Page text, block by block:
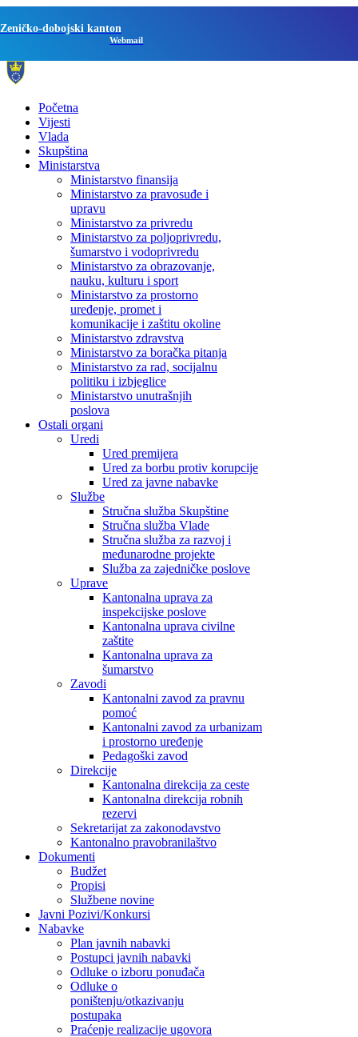
Zeničko-dobojski kanton
Webmail
Početna
Vijesti
Vlada
Skupština
Ministarstva
Ministarstvo finansija
Ministarstvo za pravosuđe i
upravu
Ministarstvo za privredu
Ministarstvo za poljoprivredu,
šumarstvo i vodoprivredu
Ministarstvo za obrazovanje,
nauku, kulturu i sport
Ministarstvo za prostorno
uređenje, promet i
komunikacije i zaštitu okoline
Ministarstvo zdravstva
Ministarstvo za boračka pitanja
Ministarstvo za rad, socijalnu
politiku i izbjeglice
Ministarstvo unutrašnjih
poslova
Ostali organi
Uredi
Ured premijera
Ured za borbu protiv korupcije
Ured za javne nabavke
Službe
Stručna služba Skupštine
Stručna služba Vlade
Stručna služba za razvoj i
međunarodne projekte
Služba za zajedničke poslove
Uprave
Kantonalna uprava za
inspekcijske poslove
Kantonalna uprava civilne
zaštite
Kantonalna uprava za
šumarstvo
Zavodi
Kantonalni zavod za pravnu
pomoć
Kantonalni zavod za urbanizam
i prostorno uređenje
Pedagoški zavod
Direkcije
Kantonalna direkcija za ceste
Kantonalna direkcija robnih
rezervi
Sekretarijat za zakonodavstvo
Kantonalno pravobranilaštvo
Dokumenti
Budžet
Propisi
Službene novine
Javni Pozivi/Konkursi
Nabavke
Plan javnih nabavki
Postupci javnih nabavki
Odluke o izboru ponuđača
Odluke o
poništenju/otkazivanju
postupaka
Praćenje realizacije ugovora